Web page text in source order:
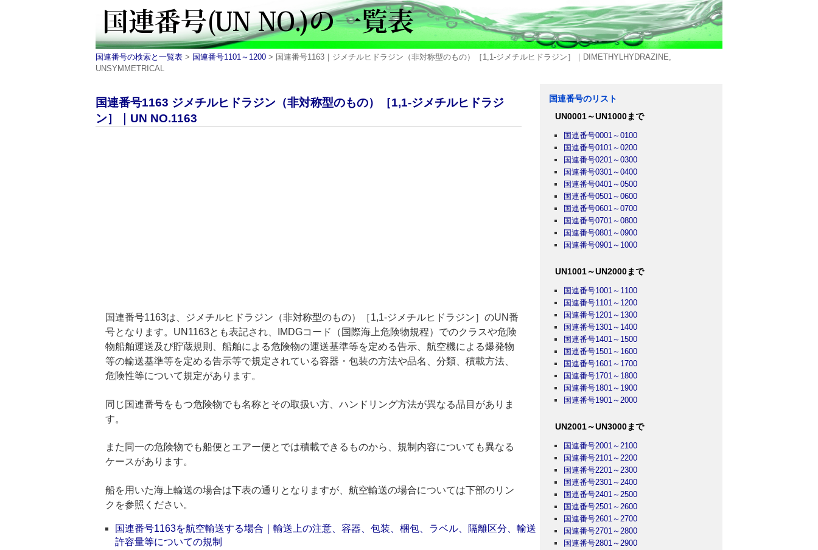
国連番号の検索と一覧表 > 国連番号1101～1200 > 国連番号1163｜ジメチルヒドラジン（非対称型のもの）［1,1-ジメチルヒドラジン］｜DIMETHYLHYDRAZINE,
UNSYMMETRICAL
国連番号1163 ジメチルヒドラジン（非対称型のもの）［1,1-ジメチルヒドラジ
ン］｜UN NO.1163
国連番号1163は、ジメチルヒドラジン（非対称型のもの）［1,1-ジメチルヒドラジン］のUN番
号となります。UN1163とも表記され、IMDGコード（国際海上危険物規程）でのクラスや危険
物船舶運送及び貯蔵規則、船舶による危険物の運送基準等を定める告示、航空機による爆発物
等の輸送基準等を定める告示等で規定されている容器・包装の方法や品名、分類、積載方法、
危険性等について規定があります。
同じ国連番号をもつ危険物でも名称とその取扱い方、ハンドリング方法が異なる品目がありま
す。
また同一の危険物でも船便とエアー便とでは積載できるものから、規制内容についても異なる
ケースがあります。
船を用いた海上輸送の場合は下表の通りとなりますが、航空輸送の場合については下部のリン
クを参照ください。
国連番号1163を航空輸送する場合｜輸送上の注意、容器、包装、梱包、ラベル、隔離区分、輸送
許容量等についての規制
国連番号のリスト
UN0001～UN1000まで
国連番号0001～0100
国連番号0101～0200
国連番号0201～0300
国連番号0301～0400
国連番号0401～0500
国連番号0501～0600
国連番号0601～0700
国連番号0701～0800
国連番号0801～0900
国連番号0901～1000
UN1001～UN2000まで
国連番号1001～1100
国連番号1101～1200
国連番号1201～1300
国連番号1301～1400
国連番号1401～1500
国連番号1501～1600
国連番号1601～1700
国連番号1701～1800
国連番号1801～1900
国連番号1901～2000
UN2001～UN3000まで
国連番号2001～2100
国連番号2101～2200
国連番号2201～2300
国連番号2301～2400
国連番号2401～2500
国連番号2501～2600
国連番号2601～2700
国連番号2701～2800
国連番号2801～2900